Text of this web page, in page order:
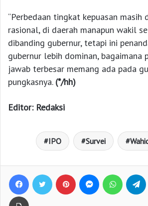
“Perbedaan tingkat kepuasan masih
rasional, di daerah manapun wakil
dibanding gubernur, tetapi ini
gubernur lebih dominan, bagaimana
jawab terbesar memang ada pada
pungkasnya. (*/hh)
Editor: Redaksi
IPO Survei